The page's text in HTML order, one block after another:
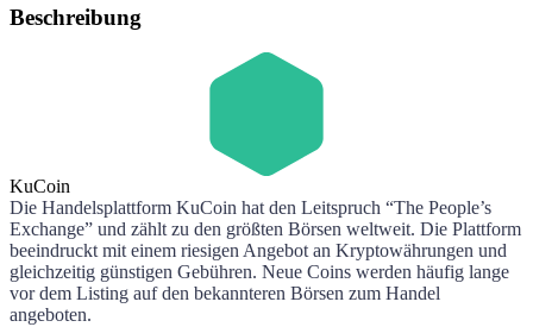
Beschreibung
KuCoin
Die Handelsplattform KuCoin hat den Leitspruch “The People’s
Exchange” und zählt zu den größten Börsen weltweit. Die Plattform
beeindruckt mit einem riesigen Angebot an Kryptowährungen und
gleichzeitig günstigen Gebühren. Neue Coins werden häufig lange
vor dem Listing auf den bekannteren Börsen zum Handel
angeboten.